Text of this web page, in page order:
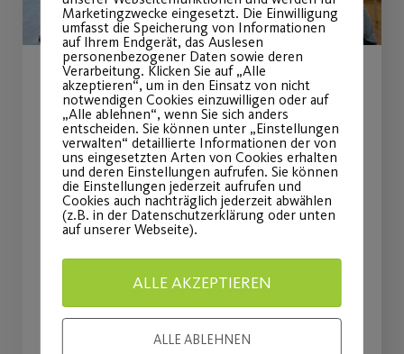
Rückblick:
Stressbewältigung und
Entspannung im
(Berufs-)Alltag
Interaktiver Vortrag - Rückblick
21.04.26
WEITERLESEN
Marketingzwecke eingesetzt. Die Einwilligung
umfasst die Speicherung von Informationen
auf Ihrem Endgerät, das Auslesen
personenbezogener Daten sowie deren
Verarbeitung. Klicken Sie auf „Alle
akzeptieren“, um in den Einsatz von nicht
notwendigen Cookies einzuwilligen oder auf
„Alle ablehnen“, wenn Sie sich anders
entscheiden. Sie können unter „Einstellungen
verwalten“ detaillierte Informationen der von
uns eingesetzten Arten von Cookies erhalten
und deren Einstellungen aufrufen. Sie können
die Einstellungen jederzeit aufrufen und
Cookies auch nachträglich jederzeit abwählen
(z.B. in der Datenschutzerklärung oder unten
auf unserer Webseite).
ALLE AKZEPTIEREN
ALLE ABLEHNEN